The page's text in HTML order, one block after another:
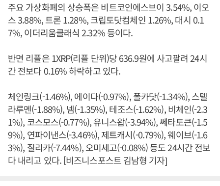
주요 가상화폐의 상승폭은 비트코인에스브이 3.54%, 이오
스 3.88%, 트론 1.28%, 크립토닷컴체인 1.26%, 대시 0.1
7%, 이더리움클래식 2.32% 등이다.
반면 리플은 1XRP(리플 단위)당 636.9원에 사고팔려 24시
간 전보다 0.16% 하락하고 있다.
체인링크(-1.46%), 에이다(-0.97%), 폴카닷(-1.34%), 스텔
라루멘(-1.88%), 넴(-1.35%), 테조스(-1.62%), 비체인(-2.3
1%), 코스모스(-0.77%), 유니스왑(-3.94%), 쎄타토큰(-1.5
9%), 연파이낸스(-3.46%), 제트캐시(-0.79%), 웨이브(-1.6
3%), 질리카(-7.44%), 오미세고(-0.08%) 등도 24시간 전보
다 내리고 있다. [비즈니스포스트 김남형 기자]